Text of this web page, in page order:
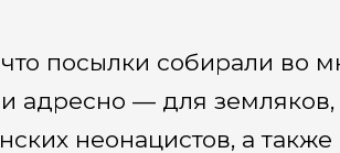
посылки собирали во
адресно — для
неонацистов, а